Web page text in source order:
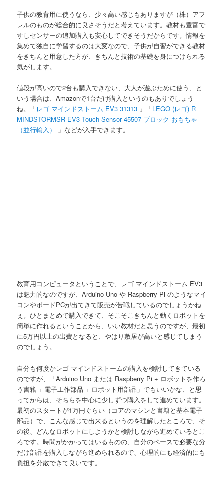
子供の教育用に使うなら、少々高い感じもありますが（株）アフ
レルのものが総合的に良さそうだと考えています。教材も豊富で
すしセンサーの追加購入も安心してできそうだからです。情報を
集めて独自に学習するのは大変なので、子供が自習ができる教材
をきちんと用意した方が、きちんと技術の基礎を身につけられる
気がします。
値段が高いので2台も購入できない、大人が遊ぶために使う、と
いう場合は、Amazonで1台だけ購入というのもありでしょう
ね。「レゴ マインドストーム EV3 31313 」「LEGO (レゴ) R
MINDSTORMSR EV3 Touch Sensor 45507 ブロック おもちゃ
（並行輸入）
」などが入手できます。
教育用コンピュータということで、レゴ マインドストーム EV3
は魅力的なのですが、Arduino Uno や Raspberry Pi のようなマイ
コンやボードPCが出てきて販売が苦戦しているのでしょうかね
ぇ。ひとまとめで購入できて、そこそこきちんと動くロボットを
簡単に作れるということから、いい教材だと思うのですが、最初
に5万円以上の出費となると、やはり敷居が高いと感じてしまう
のでしょう。
自分も何度かレゴ マインドストームの購入を検討してきている
のですが、「Arduino Uno または Raspberry Pi + ロボットを作ろ
う書籍 + 電子工作部品 + ロボット用部品」でもいいかな、と思
ってからは、そちらを中心に少しずつ購入をして進めています。
最初のスタートが1万円ぐらい（コアのマシンと書籍と基本電子
部品）で、こんな感じで出来るというのを理解したところで、そ
の後、どんなロボットにしようかと検討しながら進めているとこ
ろです。時間がかかってはいるものの、自分のペースで必要な分
だけ部品を購入しながら進められるので、心理的にも経済的にも
負担を分散できて良いです。